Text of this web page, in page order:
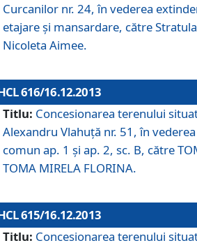
Curcanilor nr. 24, în vederea
etajare şi mansardare, către
Nicoleta Aimee.
616/16.12.2013
Titlu: Concesionarea terenului
Alexandru Vlahuţă nr. 51, în
comun ap. 1 şi ap. 2, sc. B, către
TOMA MIRELA FLORINA.
615/16.12.2013
Titlu: Concesionarea terenului